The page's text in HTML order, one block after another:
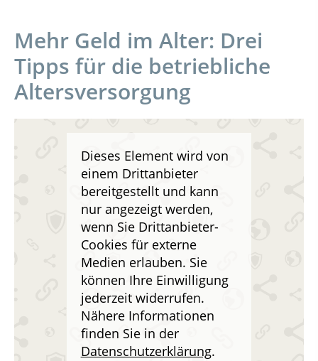
Mehr Geld im Alter: Drei
Tipps für die betriebliche
Altersversorgung
Dieses Element wird von
einem Drittanbieter
bereitgestellt und kann
nur angezeigt werden,
wenn Sie Drittanbieter-
Cookies für externe
Medien erlauben. Sie
können Ihre Einwilligung
jederzeit widerrufen.
Nähere Informationen
finden Sie in der
Datenschutzerklärung.